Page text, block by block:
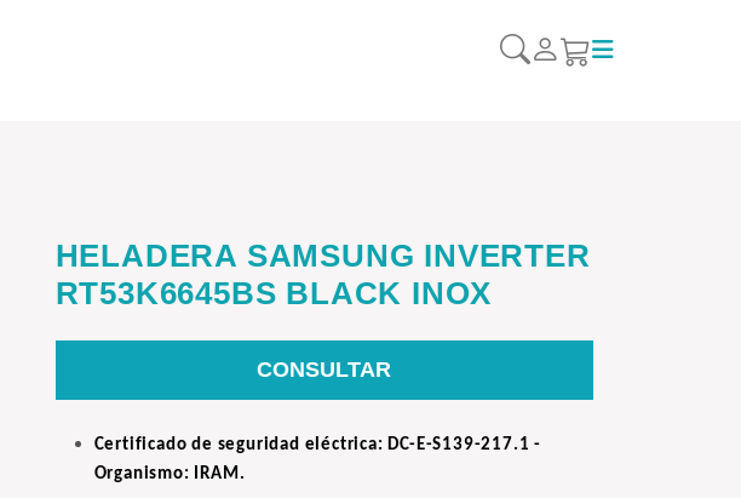
HELADERA SAMSUNG INVERTER
RT53K6645BS BLACK INOX
CONSULTAR
Certificado de seguridad eléctrica: DC-E-S139-217.1 -
Organismo: IRAM.